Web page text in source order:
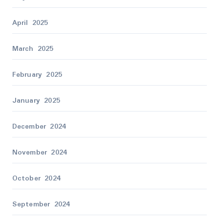
April 2025
March 2025
February 2025
January 2025
December 2024
November 2024
October 2024
September 2024